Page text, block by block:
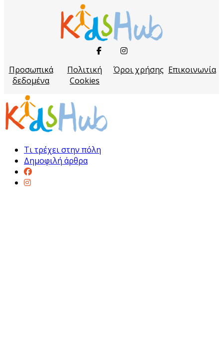
Προσωπικά
δεδομένα
Πολιτική
Cookies
Όροι χρήσης Επικοινωνία
Τι τρέχει στην πόλη
Δημοφιλή άρθρα